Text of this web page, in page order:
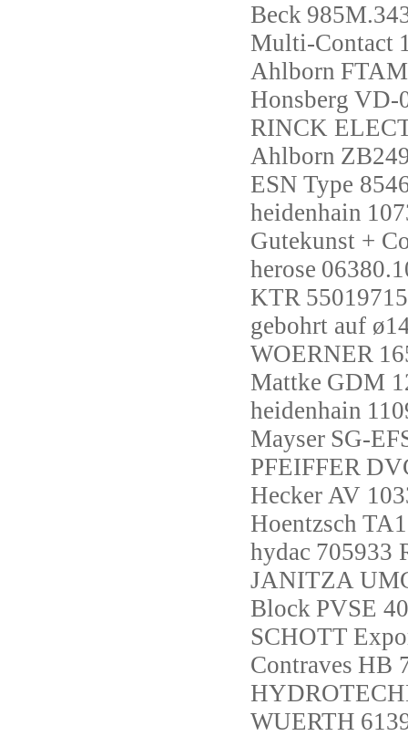
Beck
Multi-Contact
Ahlborn
Honsberg VD-
RINCK
Ahlborn
ESN Type
heidenhain
Gutekunst +
herose
KTR
gebohrt auf
WOERNER
Mattke GDM
heidenhain
Mayser SG-
PFEIFFER
Hecker AV
Hoentzsch
hydac 705933
JANITZA
Block PVSE
SCHOTT
Contraves HB
WUERTH